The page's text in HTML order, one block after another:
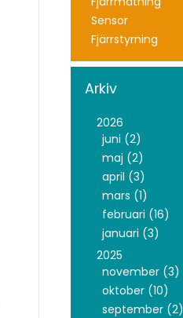
Sensor
Fjärrstyrning
Arkiv
2026
juni (2)
maj (2)
april (3)
mars (1)
februari (16)
januari (3)
2025
november (3)
oktober (10)
september (2)